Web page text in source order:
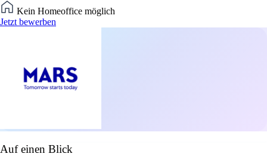
Kein Homeoffice möglich
Jetzt bewerben
Auf einen Blick